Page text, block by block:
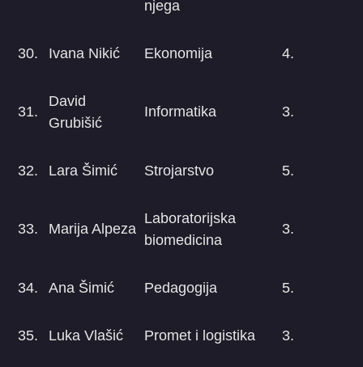
njega
30. Ivana Nikić Ekonomija 4.
31.
David
Grubišić
Informatika 3.
32. Lara Šimić Strojarstvo 5.
33. Marija Alpeza
Laboratorijska
biomedicina
3.
34. Ana Šimić Pedagogija 5.
35. Luka Vlašić Promet i logistika 3.